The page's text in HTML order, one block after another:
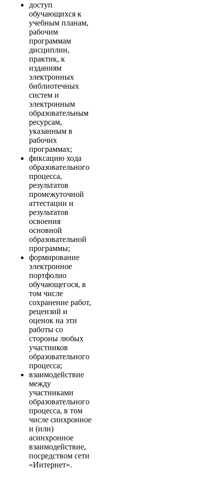
доступ
обучающихся к
учебным планам,
рабочим
программам
дисциплин,
практик, к
изданиям
электронных
библиотечных
систем и
электронным
образовательным
ресурсам,
указанным в
рабочих
программах;
фиксацию хода
образовательного
процесса,
результатов
промежуточной
аттестации и
результатов
освоения
основной
образовательной
программы;
формирование
электронное
портфолио
обучающегося, в
том числе
сохранение работ,
рецензий и
оценок на эти
работы со
стороны любых
участников
образовательного
процесса;
взаимодействие
между
участниками
образовательного
процесса, в том
числе синхронное
и (или)
асинхронное
взаимодействие,
посредством сети
«Интернет».